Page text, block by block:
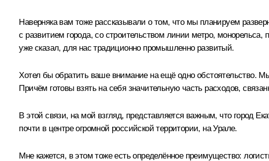
Наверняка вам тоже рассказывали о том, что мы планируем
с развитием города, со строительством линии метро, монорельса,
уже сказал, для нас традиционно промышленно развитый.
Хотел бы обратить ваше внимание на ещё одно обстоятельство.
Причём готовы взять на себя значительную часть расходов,
В этой связи, на мой взгляд, представляется важным, что город
почти в центре огромной российской территории, на Урале.
Мне кажется, в этом тоже есть определённое преимущество: